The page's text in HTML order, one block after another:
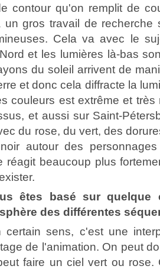
contour qu'on remplit de
gros travail de recherche
Cela va avec le
et les lumières là-bas
du soleil arrivent de
et donc cela diffracte la
couleurs est extrême et
et aussi sur Saint-
du rose, du vert, des
autour des
réagit beaucoup plus
êtes basé sur quelque
des différentes
certain sens, c'est une
de l'animation. On peut
faire un ciel vert ou